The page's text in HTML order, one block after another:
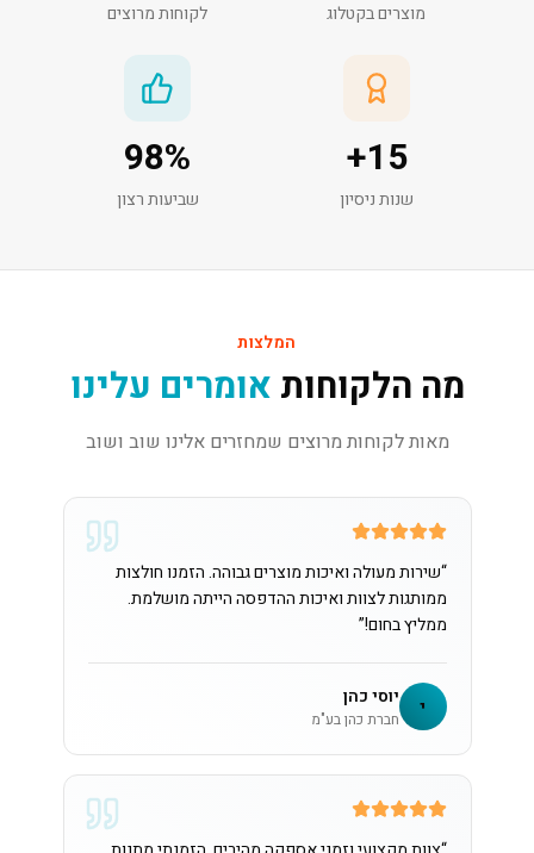
מוצרים בקטלוג לקוחות מרוצים
15
+
שנות ניסיון
98%
שביעות רצון
המלצות
מה הלקוחות אומרים עלינו
מאות לקוחות מרוצים שמחזרים אלינו שוב ושוב
“שירות מעולה ואיכות מוצרים גבוהה. הזמנו חולצות
ממותגות לצוות ואיכות ההדפסה הייתה מושלמת.
ממליץ בחום!”
י יוסי כהן
חברת כהן בע"מ